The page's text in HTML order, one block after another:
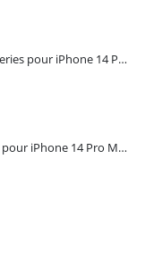
Coque antichoc Guardian Series pour iPhone 14 Pro Max - TORRAS
Coque Magnétique Ostand pour iPhone 14 Pro Max - Violet Foncé - TORRAS